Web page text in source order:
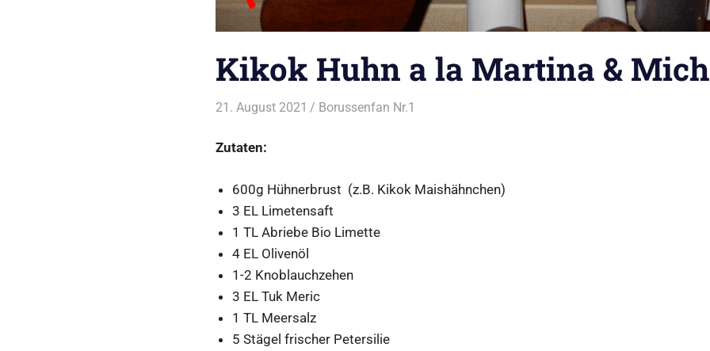
Kikok Huhn a la Martina &
21. August 2021 Borussenfan Nr.1
Zutaten:
600g Hühnerbrust (z.B. Kikok Maishähnchen)
3 EL Limetensaft
1 TL Abriebe Bio Limette
4 EL Olivenöl
1-2 Knoblauchzehen
3 EL Tuk Meric
1 TL Meersalz
5 Stägel frischer Petersilie